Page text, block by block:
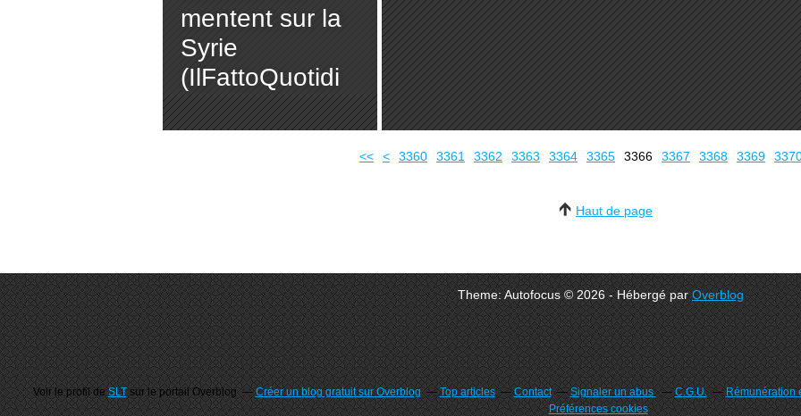
mentent sur la
Syrie
(IlFattoQuotidi
ano)
<< < 3300
3310
3320
3330
3340
3350
3360 3361 3362 3363 3364 3365 3366 3367 3368 3369
Haut de page
Theme: Autofocus © 2026 - Hébergé parOverblog
Voir le profil deSLTsur le portail Overblog Créer un blog gratuit sur Overblog Top articles Contact Signaler un abus C.G.U. Rémunération
Préférences cookies